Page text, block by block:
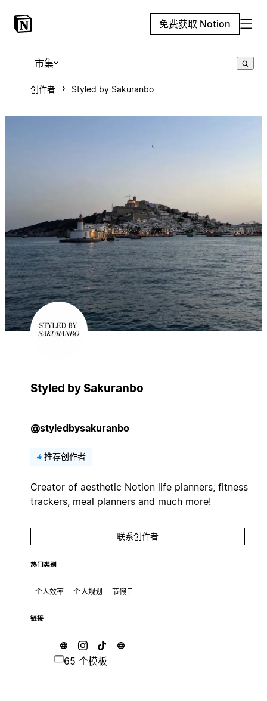
免费获取 Notion
市集
创作者 Styled by Sakuranbo
Styled by Sakuranbo
@styledbysakuranbo
推荐创作者
Creator of aesthetic Notion life planners, fitness
trackers, meal planners and much more!
联系创作者
热门类别
个人效率 个人规划 节假日
链接
65 个模板